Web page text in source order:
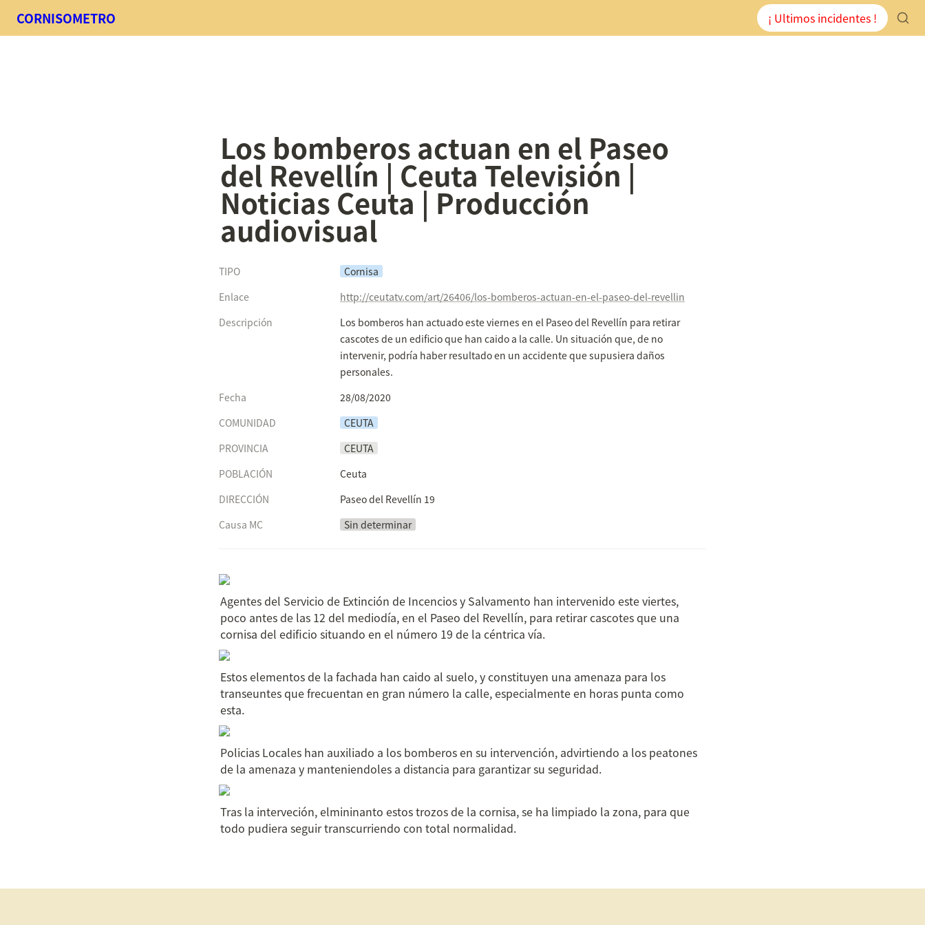
CORNISOMETRO ¡ Ultimos incidentes !
Los bomberos actuan en el Paseo
del Revellín | Ceuta Televisión |
Noticias Ceuta | Producción
audiovisual
TIPO
Cornisa
Enlace
http://ceutatv.com/art/26406/los-bomberos-actuan-en-el-paseo-del-revellin
Descripción
Los bomberos han actuado este viernes en el Paseo del Revellín para retirar
cascotes de un edificio que han caido a la calle. Un situación que, de no
intervenir, podría haber resultado en un accidente que supusiera daños
personales.
Fecha
28/08/2020
COMUNIDAD
CEUTA
PROVINCIA
CEUTA
POBLACIÓN
Ceuta
DIRECCIÓN
Paseo del Revellín 19
Causa MC
Sin determinar
Agentes del Servicio de Extinción de Incencios y Salvamento han intervenido este viertes,
poco antes de las 12 del mediodía, en el Paseo del Revellín, para retirar cascotes que una
cornisa del edificio situando en el número 19 de la céntrica vía.
Estos elementos de la fachada han caido al suelo, y constituyen una amenaza para los
transeuntes que frecuentan en gran número la calle, especialmente en horas punta como
esta.
Policias Locales han auxiliado a los bomberos en su intervención, advirtiendo a los peatones
de la amenaza y manteniendoles a distancia para garantizar su seguridad.
Tras la interveción, elmininanto estos trozos de la cornisa, se ha limpiado la zona, para que
todo pudiera seguir transcurriendo con total normalidad.